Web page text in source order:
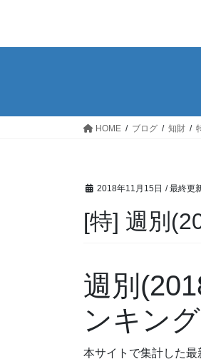
HOME ブログ 知財
2018年11月15日 / 最終更
[特] 週別
週別
ンキング
本サイトで集計した